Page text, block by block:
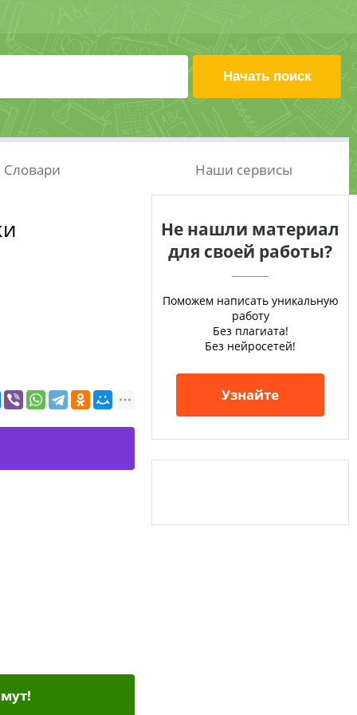
Словари Наши сервисы
Не нашли материал
для своей работы?
Поможем написать уникальную
работу
Без плагиата!
Без нейросетей!
Узнайте